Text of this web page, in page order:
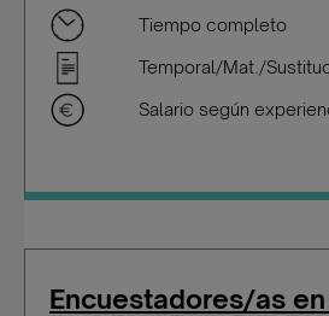
Tiempo completo
Temporal/Mat./
Salario según
Encuestadores/as